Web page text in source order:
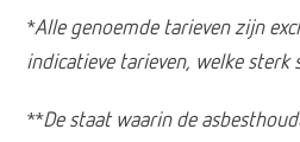
*Alle genoemde tarieven zijn
indicatieve tarieven, welke
**De staat waarin de